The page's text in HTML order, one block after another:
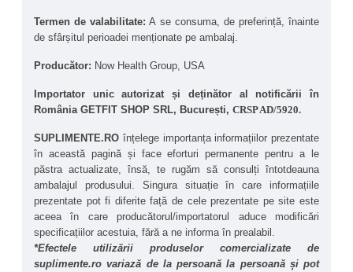
Termen de valabilitate: A se consuma, de preferință, înainte
de sfârșitul perioadei menționate pe ambalaj.
Producător: Now Health Group, USA
Importator unic autorizat și deținător al notificării în
România GETFIT SHOP SRL, București, CRSP AD/5920.
SUPLIMENTE.RO înțelege importanța informațiilor prezentate
în această pagină și face eforturi permanente pentru a le
păstra actualizate, însă, te rugăm să consulți întotdeauna
ambalajul produsului. Singura situație în care informațiile
prezentate pot fi diferite față de cele prezentate pe site este
aceea în care producătorul/importatorul aduce modificări
specificațiilor acestuia, fără a ne informa în prealabil.
*Efectele utilizării produselor comercializate de
suplimente.ro variază de la persoană la persoană și pot